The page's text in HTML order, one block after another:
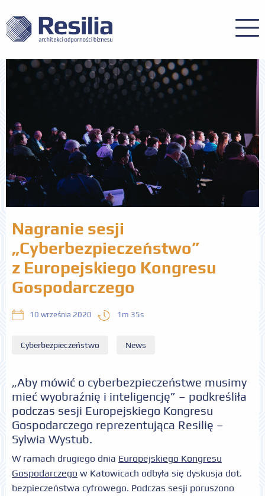
Nagranie sesji
„Cyberbezpieczeństwo”
z Europejskiego Kongresu
Gospodarczego
10 września 2020 1m 35s
Cyberbezpieczeństwo News
„Aby mówić o cyberbezpieczeństwe musimy
mieć wyobraźnię i inteligencję” – podkreśliła
podczas sesji Europejskiego Kongresu
Gospodarczego reprezentująca Resilię –
Sylwia Wystub.
W ramach drugiego dnia Europejskiego Kongresu
Gospodarczego w Katowicach odbyła się dyskusja dot.
bezpieczeństwa cyfrowego. Podczas sesji poruszono